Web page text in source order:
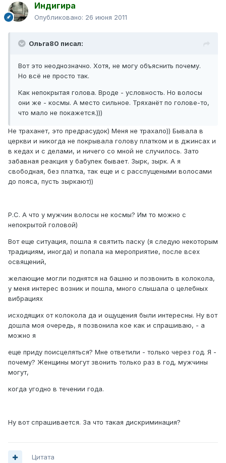
Индигира
Опубликовано: 26 июня 2011
Ольга80 писал:
Вот это неоднозначно. Хотя, не могу объяснить почему.
Но всё не просто так.
Как непокрытая голова. Вроде - условность. Но волосы
они же - космы. А место сильное. Тряханёт по голове-то,
что мало не покажется.)))
Не траханет, это предрасудок) Меня не трахало)) Бывала в
церкви и никогда не покрывала голову платком и в джинсах и
в кедах и с делами, и ничего со мной не случилось. Зато
забавная реакция у бабулек бывает. Зырк, зырк. А я
свободная, без платка, так еще и с расспущеными волосами
до пояса, пусть зыркают))
Р.С. А что у мужчин волосы не космы? Им то можно с
непокрытой головой)
Вот еще ситуация, пошла я святить паску (я следую некоторым
традициям, иногда) и попала на мероприятие, после всех
освящений,
желающие могли поднятся на башню и позвонить в колокола,
у меня интерес возник и пошла, много слышала о целебных
вибрациях
исходящих от колокола да и ощущения были интересны. Ну вот
дошла моя очередь, я позвонила кое как и спрашиваю, - а
можно я
еще приду поисцеляться? Мне ответили - только через год. Я -
почему? Женщины могут звонить только раз в год, мужчины
могут,
когда угодно в течении года.
Ну вот спрашивается. За что такая дискриминация?
Цитата